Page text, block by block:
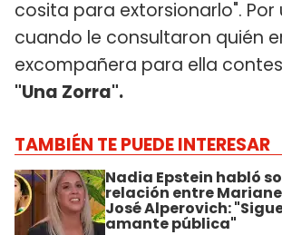
cosita para extorsionarlo". Por
cuando le consultaron quién
excompañera para ella
"Una Zorra".
TAMBIÉN TE PUEDE INTERESAR
Nadia Epstein habló
relación entre
José Alperovich:
amante pública"